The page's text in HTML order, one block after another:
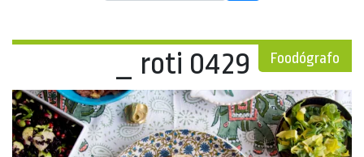
Foodógrafo
_ roti 0429